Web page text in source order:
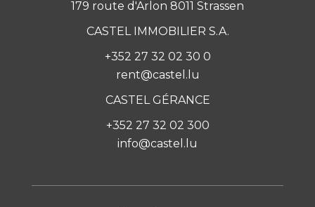
179 route d'Arlon 8011 Strassen
CASTEL IMMOBILIER S.A.
+352 27 32 02 30 0
rent@castel.lu
CASTEL GÉRANCE
+352 27 32 02 300
info@castel.lu